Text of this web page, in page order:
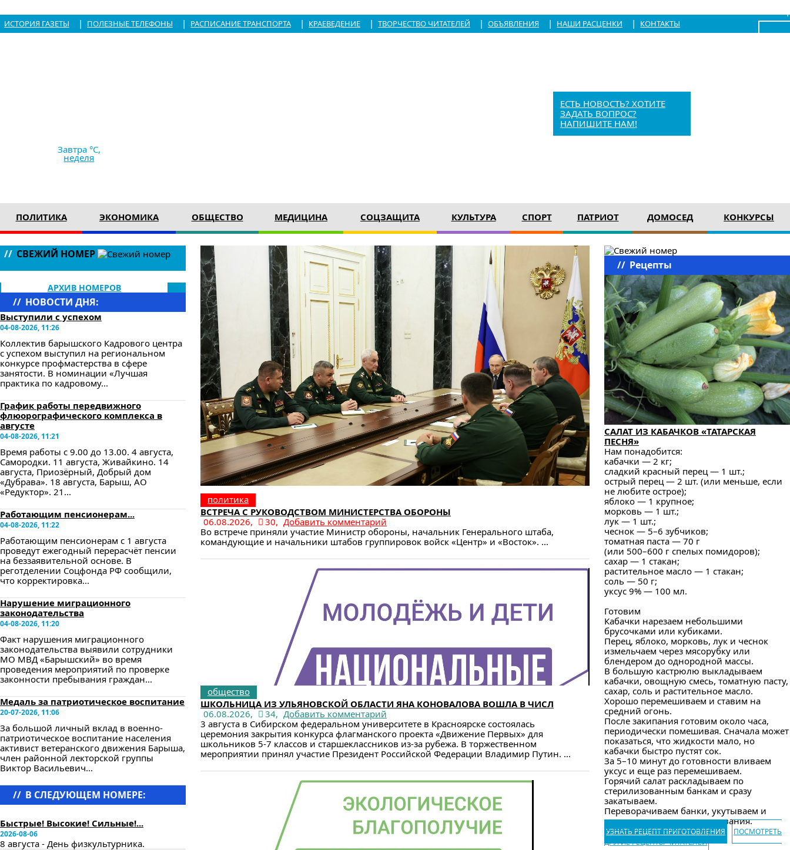
x
ИСТОРИЯ ГАЗЕТЫ | ПОЛЕЗНЫЕ ТЕЛЕФОНЫ | РАСПИСАНИЕ ТРАНСПОРТА | КРАЕВЕДЕНИЕ | ТВОРЧЕСТВО ЧИТАТЕЛЕЙ | ОБЪЯВЛЕНИЯ | НАШИ РАСЦЕНКИ | КОНТАКТЫ
Завтра °C,
неделя
ЕСТЬ НОВОСТЬ? ХОТИТЕ
ЗАДАТЬ ВОПРОС?
НАПИШИТЕ НАМ!
ПОЛИТИКА ЭКОНОМИКА ОБЩЕСТВО МЕДИЦИНА СОЦЗАЩИТА КУЛЬТУРА СПОРТ ПАТРИОТ ДОМОСЕД КОНКУРСЫ
// СВЕЖИЙ НОМЕР
АРХИВ НОМЕРОВ
// НОВОСТИ ДНЯ:
Выступили с успехом
04-08-2026, 11:26
Коллектив барышского Кадрового центра
с успехом выступил на региональном
конкурсе профмастерства в сфере
занятости. В номинации «Лучшая
практика по кадровому...
График работы передвижного
флюорографического комплекса в
августе
04-08-2026, 11:21
Время работы с 9.00 до 13.00. 4 августа,
Самородки. 11 августа, Живайкино. 14
августа, Приозёрный, Добрый дом
«Дубрава». 18 августа, Барыш, АО
«Редуктор». 21...
Работающим пенсионерам...
04-08-2026, 11:22
Работающим пенсионерам с 1 августа
проведут ежегодный перерасчёт пенсии
на беззаявительной основе. В
реготделении Соцфонда РФ сообщили,
что корректировка...
Нарушение миграционного
законодательства
04-08-2026, 11:20
Факт нарушения миграционного
законодательства выявили сотрудники
МО МВД «Барышский» во время
проведения мероприятий по проверке
законности пребывания граждан...
Медаль за патриотическое воспитание
20-07-2026, 11:06
За большой личный вклад в военно-
патриотическое воспитание населения
активист ветеранского движения Барыша,
член районной лекторской группы
Виктор Васильевич...
// В СЛЕДУЮЩЕМ НОМЕРЕ:
Быстрые! Высокие! Сильные!...
2026-08-06
8 августа - День физкультурника.
политика
ВСТРЕЧА С РУКОВОДСТВОМ МИНИСТЕРСТВА ОБОРОНЫ
06.08.2026,
30, Добавить комментарий
Во встрече приняли участие Министр обороны, начальник Генерального штаба,
командующие и начальники штабов группировок войск «Центр» и «Восток». ...
общество
ШКОЛЬНИЦА ИЗ УЛЬЯНОВСКОЙ ОБЛАСТИ ЯНА КОНОВАЛОВА ВОШЛА В ЧИСЛ
06.08.2026,
34, Добавить комментарий
3 августа в Сибирском федеральном университете в Красноярске состоялась
церемония закрытия конкурса флагманского проекта «Движение Первых» для
школьников 5-7 классов и старшеклассников из-за рубежа. В торжественном
мероприятии принял участие Президент Российской Федерации Владимир Путин. ...
// Рецепты
САЛАТ ИЗ КАБАЧКОВ «ТАТАРСКАЯ
ПЕСНЯ»
Нам понадобится:
кабачки — 2 кг;
сладкий красный перец — 1 шт.;
острый перец — 2 шт. (или меньше, если
не любите острое);
яблоко — 1 крупное;
морковь — 1 шт.;
лук — 1 шт.;
чеснок — 5–6 зубчиков;
томатная паста — 70 г
(или 500–600 г спелых помидоров);
сахар — 1 стакан;
растительное масло — 1 стакан;
соль — 50 г;
уксус 9% — 100 мл.
Готовим
Кабачки нарезаем небольшими
брусочками или кубиками.
Перец, яблоко, морковь, лук и чеснок
измельчаем через мясорубку или
блендером до однородной массы.
В большую кастрюлю выкладываем
кабачки, овощную смесь, томатную пасту,
сахар, соль и растительное масло.
Хорошо перемешиваем и ставим на
средний огонь.
После закипания готовим около часа,
периодически помешивая. Сначала может
показаться, что жидкости мало, но
кабачки быстро пустят сок.
За 5–10 минут до готовности вливаем
уксус и еще раз перемешиваем.
Горячий салат раскладываем по
стерилизованным банкам и сразу
закатываем.
Переворачиваем банки, укутываем и
оставляем до полного остывания.
УЗНАТЬ РЕЦЕПТ ПРИГОТОВЛЕНИЯ
ПОСМОТРЕТЬ
ДРУГИЕ РЕЦЕПТЫ ЧИТАТЕЛЕЙ